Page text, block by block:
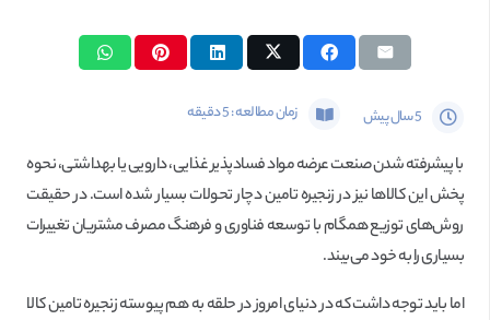
5 سال پیش زمان مطالعه :5دقیقه
با پیشرفته شدن صنعت عرضه مواد فسادپذیر غذایی، دارویی یا بهداشتی، نحوه
پخش این کالاها نیز در زنجیره تامین دچار تحولات بسیار شده است. در حقیقت
روش‌های توزیع همگام با توسعه فناوری و فرهنگ مصرف مشتریان تغییرات
بسیاری را به خود می‌بیند.
اما باید توجه داشت که در دنیای امروز در حلقه به هم پیوسته زنجیره تامین کالا